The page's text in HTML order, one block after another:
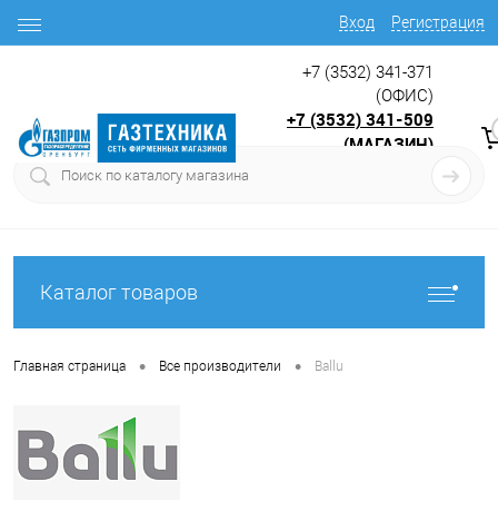
Вход Регистрация
+7 (3532) 341-371
(ОФИС)
+7 (3532) 341-509
(МАГАЗИН)
Каталог товаров
Главная страница • Все производители • Ballu